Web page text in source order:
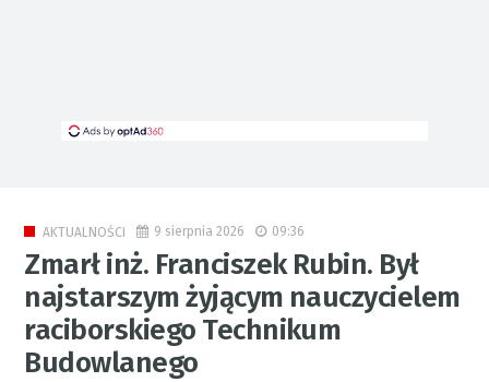
AKTUALNOŚCI 9 sierpnia 2026 09:36
Zmarł inż. Franciszek Rubin. Był
najstarszym żyjącym nauczycielem
raciborskiego Technikum
Budowlanego